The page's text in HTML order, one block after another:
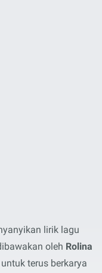
lirik lagu
oleh Rolina
terus berkarya